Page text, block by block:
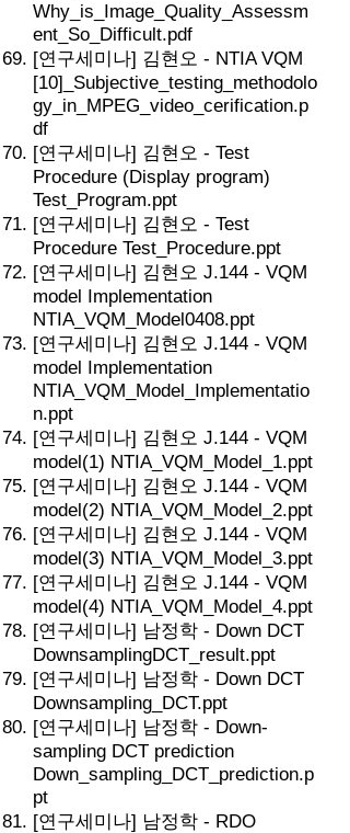
Why_is_Image_Quality_Assessm
ent_So_Difficult.pdf
[연구세미나] 김현오 - NTIA VQM
[10]_Subjective_testing_methodolo
gy_in_MPEG_video_cerification.p
df
[연구세미나] 김현오 - Test
Procedure (Display program)
Test_Program.ppt
[연구세미나] 김현오 - Test
Procedure Test_Procedure.ppt
[연구세미나] 김현오 J.144 - VQM
model Implementation
NTIA_VQM_Model0408.ppt
[연구세미나] 김현오 J.144 - VQM
model Implementation
NTIA_VQM_Model_Implementatio
n.ppt
[연구세미나] 김현오 J.144 - VQM
model(1) NTIA_VQM_Model_1.ppt
[연구세미나] 김현오 J.144 - VQM
model(2) NTIA_VQM_Model_2.ppt
[연구세미나] 김현오 J.144 - VQM
model(3) NTIA_VQM_Model_3.ppt
[연구세미나] 김현오 J.144 - VQM
model(4) NTIA_VQM_Model_4.ppt
[연구세미나] 남정학 - Down DCT
DownsamplingDCT_result.ppt
[연구세미나] 남정학 - Down DCT
Downsampling_DCT.ppt
[연구세미나] 남정학 - Down-
sampling DCT prediction
Down_sampling_DCT_prediction.p
pt
[연구세미나] 남정학 - RDO